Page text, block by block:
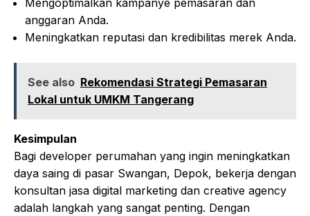
Mengoptimalkan kampanye pemasaran dan
anggaran Anda.
Meningkatkan reputasi dan kredibilitas merek Anda.
See also Rekomendasi Strategi Pemasaran
Lokal untuk UMKM Tangerang
Kesimpulan
Bagi developer perumahan yang ingin meningkatkan
daya saing di pasar Swangan, Depok, bekerja dengan
konsultan jasa digital marketing dan creative agency
adalah langkah yang sangat penting. Dengan